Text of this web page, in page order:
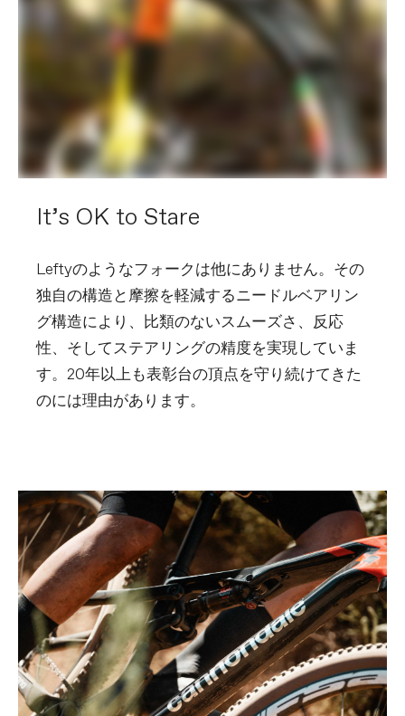
It’s OK to Stare
Leftyのようなフォークは他にありません。その
独自の構造と摩擦を軽減するニードルベアリン
グ構造により、比類のないスムーズさ、反応
性、そしてステアリングの精度を実現していま
す。20年以上も表彰台の頂点を守り続けてきた
のには理由があります。
※重量は、構成されるフレーム、パーツ、ペイントのカラーに
よって個体差や仕様の変更があるため実際の製品とは異なる場
※スペックは予告なく変更する場合があります。予めご了承く
ださい。